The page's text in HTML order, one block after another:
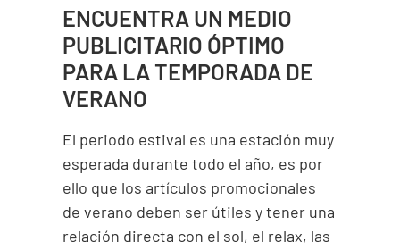
ENCUENTRA UN MEDIO
PUBLICITARIO ÓPTIMO
PARA LA TEMPORADA DE
VERANO
El periodo estival es una estación muy
esperada durante todo el año, es por
ello que los artículos promocionales
de verano deben ser útiles y tener una
relación directa con el sol, el relax, las